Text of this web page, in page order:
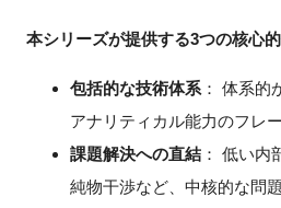
施設・アクセス
イベントお知らせメール登録
本シリーズが提供する3つの核心的
包括的な技術体系： 体系的
アナリティカル能力のフレ
課題解決への直結： 低い内
純物干渉など、中核的な問